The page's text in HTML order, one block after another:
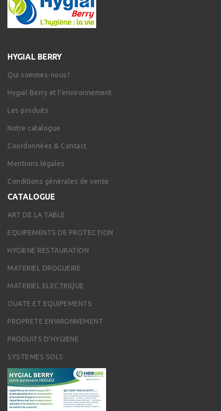
HYGIAL BERRY
Qui sommes-nous?
Hygial Berry et l'environnement
Les produits
Notre catalogue
Coordonnées & Contact
Mentions légales
Conditions générales de vente
CATALOGUE
ART DE LA TABLE
EQUIPEMENTS DE PROTECTION
HYGIENE RESTAURATION
MATERIEL DROGUERIE
MATERIEL ELECTRIQUE
OUATE ET EQUIPEMENTS
PROPRETE ENVIRONNEMENT
PRODUITS D'HYGIENE
SYSTEMES SOLS